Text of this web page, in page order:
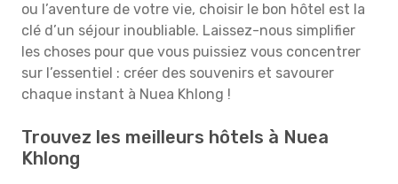
ou l’aventure de votre vie, choisir le bon hôtel est la
clé d’un séjour inoubliable. Laissez-nous simplifier
les choses pour que vous puissiez vous concentrer
sur l’essentiel : créer des souvenirs et savourer
chaque instant à Nuea Khlong !
Trouvez les meilleurs hôtels à Nuea
Khlong